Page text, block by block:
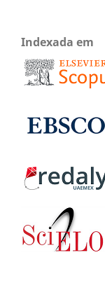
Indexada em